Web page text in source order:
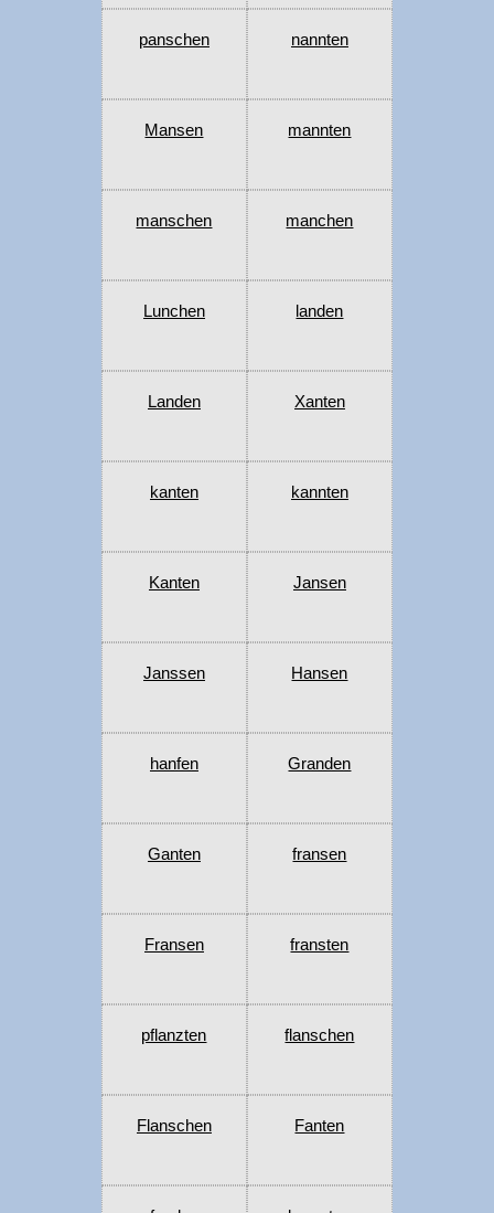
panschen nannten
Mansen mannten
manschen manchen
Lunchen landen
Landen Xanten
kanten kannten
Kanten Jansen
Janssen Hansen
hanfen Granden
Ganten fransen
Fransen fransten
pflanzten flanschen
Flanschen Fanten